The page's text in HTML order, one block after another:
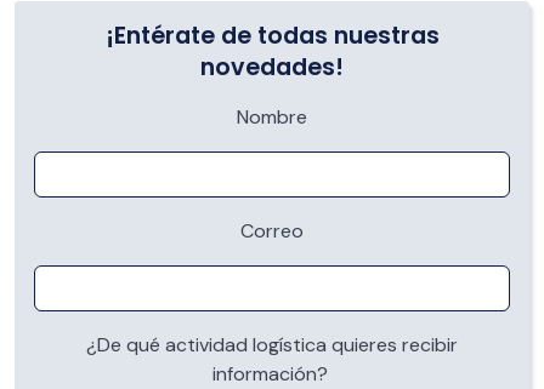
¡Entérate de todas nuestras
novedades!
Nombre
Correo
¿De qué actividad logística quieres recibir
información?